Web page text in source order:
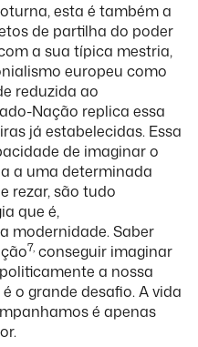
esta é também a
de partilha do poder
a sua típica mestria,
europeu como
reduzida ao
Nação replica essa
já estabelecidas. Essa
de imaginar o
a uma determinada
rezar, são tudo
que é,
modernidade. Saber
7, conseguir imaginar
a nossa
o grande desafio. A vida
é apenas